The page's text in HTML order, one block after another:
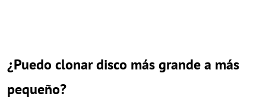
¿Puedo clonar disco más grande a más
pequeño?